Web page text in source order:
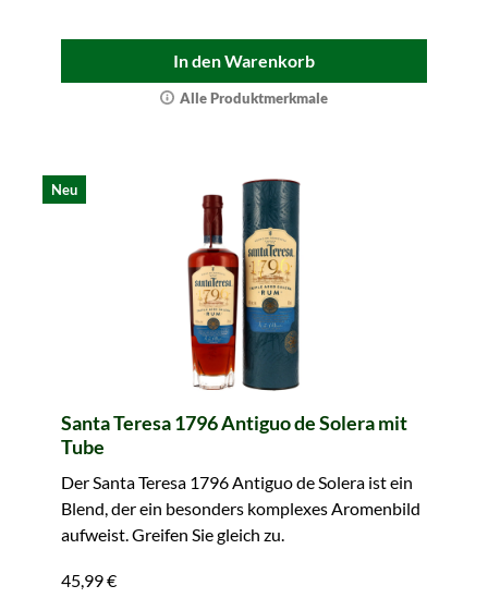
In den Warenkorb
Alle Produktmerkmale
Neu
Santa Teresa 1796 Antiguo de Solera mit
Tube
Der Santa Teresa 1796 Antiguo de Solera ist ein
Blend, der ein besonders komplexes Aromenbild
aufweist. Greifen Sie gleich zu.
45,99 €